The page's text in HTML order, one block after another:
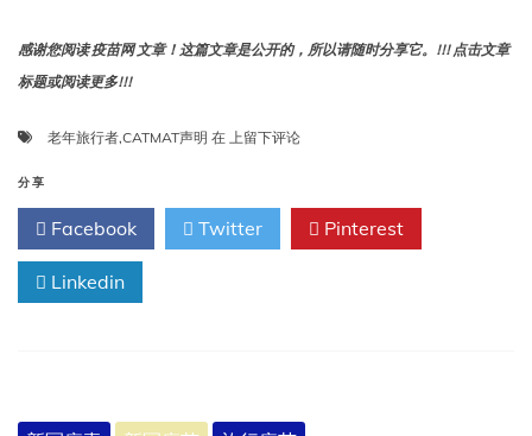
感谢您阅读 疫苗网 文章！这篇文章是公开的，所以请随时分享它。!!! 点击文章
标题或阅读更多!!!
老年旅行者,CATMAT声明 在 CATMAT
老
年
旅
上留下评论
分享
Facebook Twitter Pinterest
Linkedin